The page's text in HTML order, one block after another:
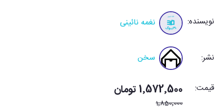
نویسنده: نغمه نائینی
نشر: سخن
قیمت: 1٬572٬500 تومان
1٬850٬000